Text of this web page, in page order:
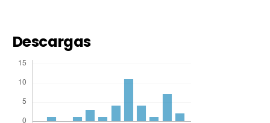
Descargas